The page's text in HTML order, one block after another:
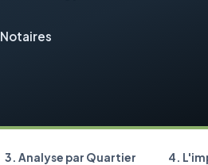
3. Analyse par Quartier 4.